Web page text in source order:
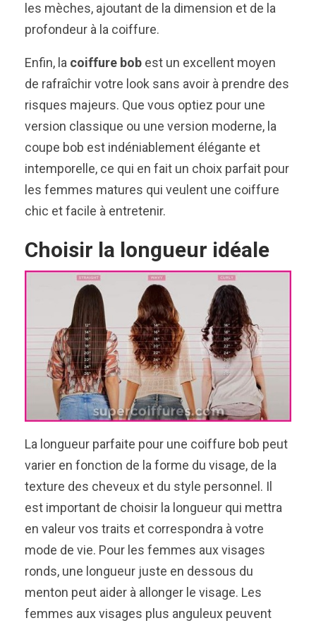
les mèches, ajoutant de la dimension et de la
profondeur à la coiffure.
Enfin, la coiffure bob est un excellent moyen
de rafraîchir votre look sans avoir à prendre des
risques majeurs. Que vous optiez pour une
version classique ou une version moderne, la
coupe bob est indéniablement élégante et
intemporelle, ce qui en fait un choix parfait pour
les femmes matures qui veulent une coiffure
chic et facile à entretenir.
Choisir la longueur idéale
La longueur parfaite pour une coiffure bob peut
varier en fonction de la forme du visage, de la
texture des cheveux et du style personnel. Il
est important de choisir la longueur qui mettra
en valeur vos traits et correspondra à votre
mode de vie. Pour les femmes aux visages
ronds, une longueur juste en dessous du
menton peut aider à allonger le visage. Les
femmes aux visages plus anguleux peuvent